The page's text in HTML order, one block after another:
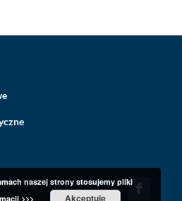
naszej strony stosujemy pliki
>>> Akceptuję